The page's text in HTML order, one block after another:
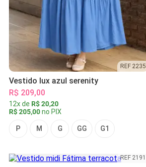
REF 2235
Vestido lux azul serenity
R$ 209,00
12x de R$ 20,20
R$ 205,00no PIX
P M G GG G1
REF 2191